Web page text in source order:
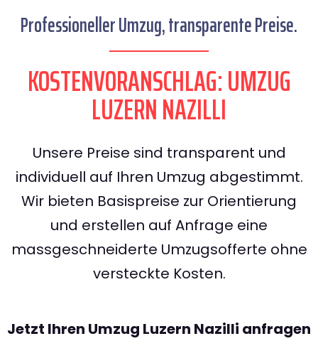
Professioneller Umzug, transparente Preise.
KOSTENVORANSCHLAG: UMZUG
LUZERN NAZILLI
Unsere Preise sind transparent und
individuell auf Ihren Umzug abgestimmt.
Wir bieten Basispreise zur Orientierung
und erstellen auf Anfrage eine
massgeschneiderte Umzugsofferte ohne
versteckte Kosten.
Jetzt Ihren Umzug Luzern Nazilli anfragen